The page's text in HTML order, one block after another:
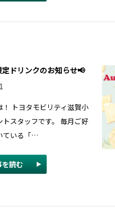
ドリンクのお知らせ📢
！ トヨタモビリティ滋賀小
トスタッフです。 毎月ご好
ている「…
を読む